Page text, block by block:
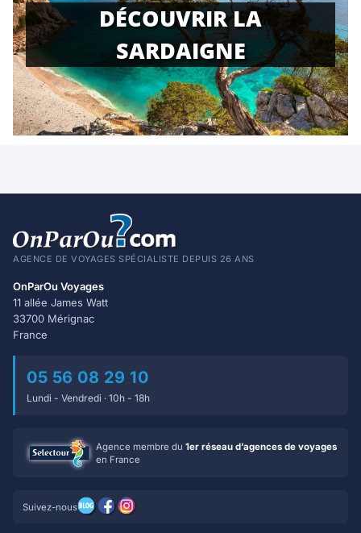
DÉCOUVRIR LA
SARDAIGNE
AGENCE DE VOYAGES SPÉCIALISTE DEPUIS 26 ANS
OnParOu Voyages
11 allée James Watt
33700 Mérignac
France
05 56 08 29 10
Lundi - Vendredi · 10h - 18h
Agence membre du 1er réseau d’agences de voyages
en France
Suivez-nous